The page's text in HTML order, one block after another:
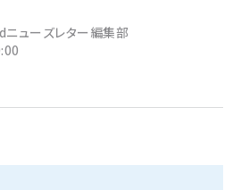
ューズレター編集部